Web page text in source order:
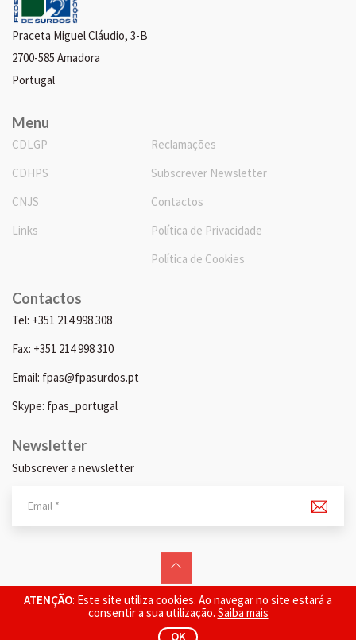
ATENÇÃO: Este site utiliza cookies. Ao navegar no site estará a
consentir a sua utilização. Saiba mais
OK
Praceta Miguel Cláudio, 3-B
2700-585 Amadora
Portugal
Menu
CDLGP
CDHPS
CNJS
Links
Reclamações
Subscrever Newsletter
Contactos
Política de Privacidade
Política de Cookies
Contactos
Tel: +351 214 998 308
Fax: +351 214 998 310
Email: fpas@fpasurdos.pt
Skype: fpas_portugal
Newsletter
Subscrever a newsletter
© 2026 FPAS. Todos os direitos reservados.